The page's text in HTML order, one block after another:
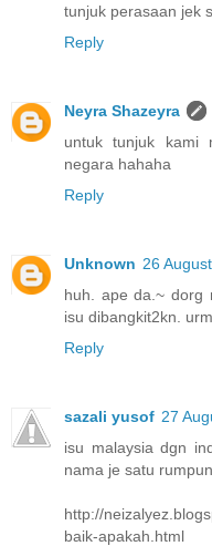
tunjuk perasaan jek
Reply
Neyra Shazeyra
untuk tunjuk kami
negara hahaha
Reply
Unknown 26
huh. ape da.~ dorg
isu dibangkit2kn. urm
Reply
sazali yusof 27
isu malaysia dgn
nama je satu rumpun..
http://
baik-apakah.html